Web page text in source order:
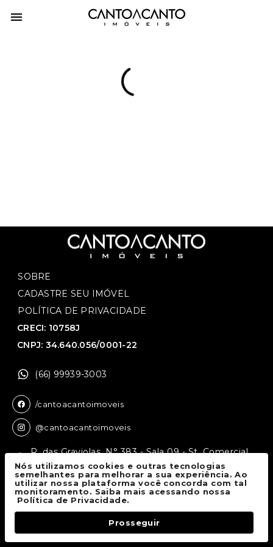
SOBRE
CADASTRE SEU IMÓVEL
POLÍTICA DE PRIVACIDADE
CRECI: 10758J
CNPJ: 34.640.056/0001-22
(66) 99939-3003
/cantoacantoimoveis
@cantoacantoimoveis
R. das Graviolas, N° 383 - Sala 09 - St. Comercial,
Sinop - MT, 78550-136
Canto a Canto Imóveis© 2026.
Todos os direitos reservados.
Nós utilizamos cookies e outras tecnologias
semelhantes para melhorar a sua experiência. Ao
utilizar nossa plataforma você concorda com tal
monitoramento. Saiba mais acessando nossa
Política de Privacidade.
Prosseguir